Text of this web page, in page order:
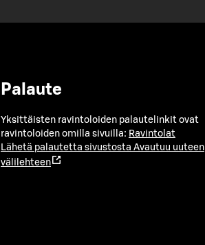
Palaute
Yksittäisten ravintoloiden palautelinkit ovat
ravintoloiden omilla sivuilla: Ravintolat
Lähetä palautetta sivustosta Avautuu uuteen
välilehteen